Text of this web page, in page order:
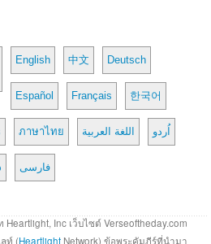
English 中文 Deutsch
Español Français 한국어
ภาษาไทย اللغة العربية اُردو
فارسی
Inc เว็บไซต์ Verseoftheday.com
ท์ (Heartlight Network) ข้อพระคัมภีร์ที่นำมา